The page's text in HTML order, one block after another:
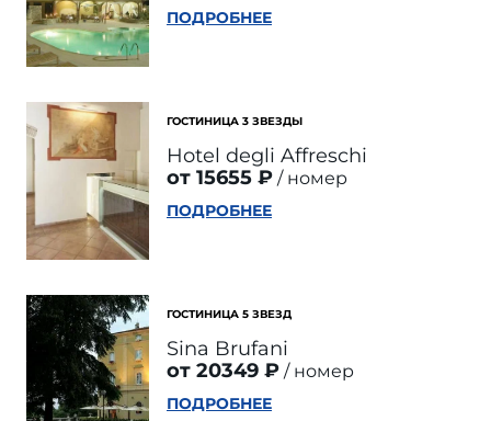
ПОДРОБНЕЕ
ГОСТИНИЦА 3 ЗВЕЗДЫ
Hotel degli Affreschi
от 15655 ₽
номер
ПОДРОБНЕЕ
ГОСТИНИЦА 5 ЗВЕЗД
Sina Brufani
от 20349 ₽
номер
ПОДРОБНЕЕ